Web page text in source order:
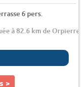
6 pers.
à 82.6 km de Orpierre
>